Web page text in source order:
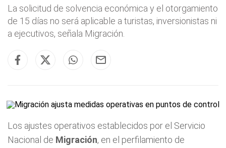
La solicitud de solvencia económica y el otorgamiento
de 15 días no será aplicable a turistas, inversionistas ni
a ejecutivos, señala Migración.
Los ajustes operativos establecidos por el Servicio
Nacional de Migración, en el perfilamiento de